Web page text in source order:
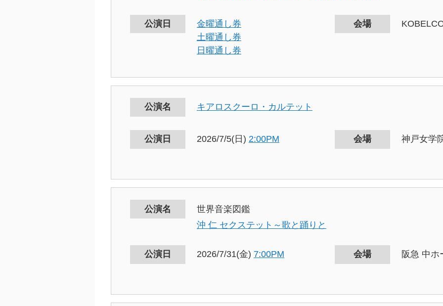
公演日
金曜通し券
土曜通し券
日曜通し券
会場
公演名 キアロスクーロ・カルテット
公演日 2026/7/5(日) 2:00PM 会場 神戸女学
公演名
世界音楽図鑑
沖 仁 セクステット～歌と踊りと
公演日 2026/7/31(金) 7:00PM 会場 阪急 中ホ